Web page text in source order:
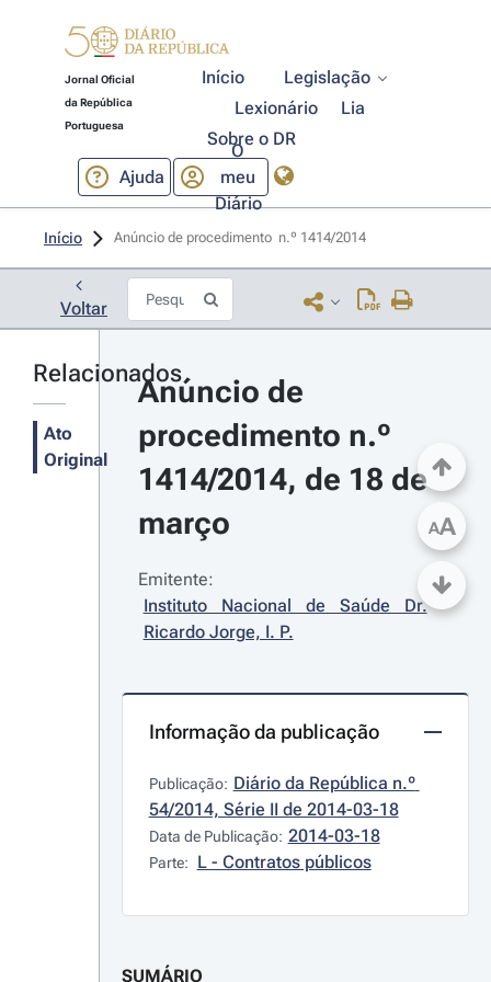
Jornal Oficial
da República
Portuguesa
Início
Legislação
Lexionário
Lia
Sobre o DR
Ajuda
O
meu
Diário
Início Anúncio de procedimento  n.º 1414/2014
Voltar
Relacionados
Ato
Original
Anúncio de
procedimento n.º
1414/2014, de 18 de
março
Emitente:
Instituto Nacional de Saúde Dr.
Ricardo Jorge, I. P.
Informação da publicação
Publicação: Diário da República n.º
54/2014, Série II de 2014-03-18
Data de Publicação: 2014-03-18
Parte: L - Contratos públicos
SUMÁRIO
AA